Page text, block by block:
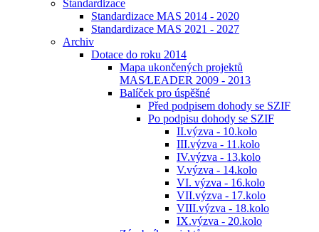
Standardizace
Standardizace MAS 2014 - 2020
Standardizace MAS 2021 - 2027
Archiv
Dotace do roku 2014
Mapa ukončených projektů
MAS⁄LEADER 2009 - 2013
Balíček pro úspěšné
Před podpisem dohody se SZIF
Po podpisu dohody se SZIF
II.výzva - 10.kolo
III.výzva - 11.kolo
IV.výzva - 13.kolo
V.výzva - 14.kolo
VI. výzva - 16.kolo
VII.výzva - 17.kolo
VIII.výzva - 18.kolo
IX.výzva - 20.kolo